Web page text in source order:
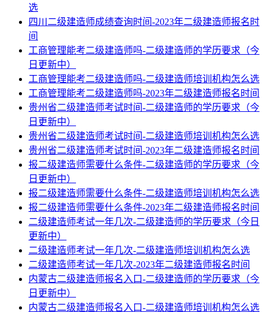
选
四川二级建造师成绩查询时间-2023年二级建造师报名时
间
工商管理能考二级建造师吗-二级建造师的学历要求（今
日更新中）
工商管理能考二级建造师吗-二级建造师培训机构怎么选
工商管理能考二级建造师吗-2023年二级建造师报名时间
贵州省二级建造师考试时间-二级建造师的学历要求（今
日更新中）
贵州省二级建造师考试时间-二级建造师培训机构怎么选
贵州省二级建造师考试时间-2023年二级建造师报名时间
报二级建造师需要什么条件-二级建造师的学历要求（今
日更新中）
报二级建造师需要什么条件-二级建造师培训机构怎么选
报二级建造师需要什么条件-2023年二级建造师报名时间
二级建造师考试一年几次-二级建造师的学历要求（今日
更新中）
二级建造师考试一年几次-二级建造师培训机构怎么选
二级建造师考试一年几次-2023年二级建造师报名时间
内蒙古二级建造师报名入口-二级建造师的学历要求（今
日更新中）
内蒙古二级建造师报名入口-二级建造师培训机构怎么选